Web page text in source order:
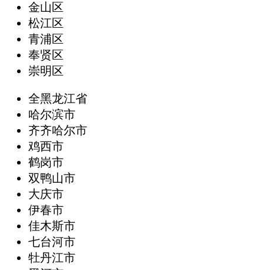
金山区
松江区
青浦区
奉贤区
崇明区
全黑龙江省
哈尔滨市
齐齐哈尔市
鸡西市
鹤岗市
双鸭山市
大庆市
伊春市
佳木斯市
七台河市
牡丹江市